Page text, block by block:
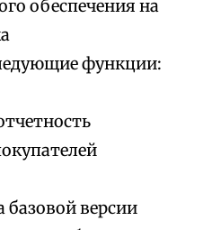
обеспечения на
функции:
базовой версии